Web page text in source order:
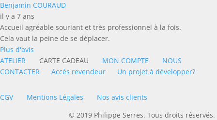
Benjamin COURAUD
il y a 7 ans
Accueil agréable souriant et très professionnel à la fois.
Cela vaut la peine de se déplacer.
Plus d'avis
ATELIER CARTE CADEAU MON COMPTE
NOUS
CONTACTER
Accès revendeur Un projet à développer?
CGV Mentions Légales
Nos avis clients
© 2019 Philippe Serres. Tous droits réservés.